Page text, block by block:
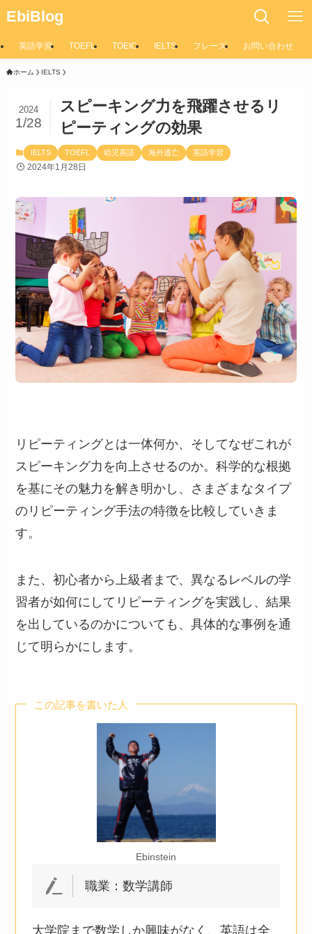
EbiBlog
英語学習 TOEFL TOEIC IELTS フレーズ お問い合わせ
ホーム IELTS
スピーキング力を飛躍させるリ
ピーティングの効果
2024
1/28
IELTS TOEFL 幼児英語 海外逃亡 英語学習
2024年1月28日
リピーティングとは一体何か、そしてなぜこれが
スピーキング力を向上させるのか。科学的な根拠
を基にその魅力を解き明かし、さまざまなタイプ
のリピーティング手法の特徴を比較していきま
す。
また、初心者から上級者まで、異なるレベルの学
習者が如何にしてリピーティングを実践し、結果
を出しているのかについても、具体的な事例を通
じて明らかにします。
この記事を書いた人
Ebinstein
職業：数学講師
大学院まで数学しか興味がなく、英語は全